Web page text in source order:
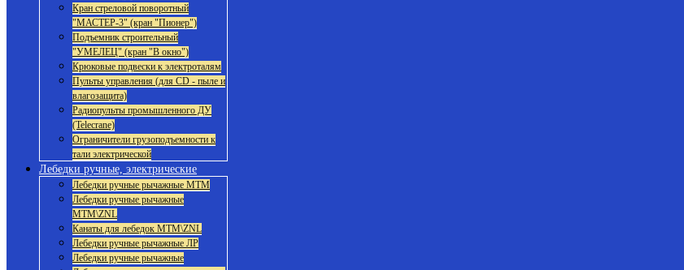
Кран стреловой поворотный
"МАСТЕР-3" (кран "Пионер")
Подъемник строительный
"УМЕЛЕЦ" (кран "В окно")
Крюковые подвески к электроталям
Пульты управления (для CD - пыле и
влагозащита)
Радиопульты промышленного ДУ
(Telecrane)
Ограничители грузоподъемности к
тали электрической
Лебедки ручные, электрические
Лебедки ручные рычажные МТМ
Лебедки ручные рычажные
МТМ\ZNL
Канаты для лебедок МТМ\ZNL
Лебедки ручные рычажные ЛР
Лебедки ручные рычажные